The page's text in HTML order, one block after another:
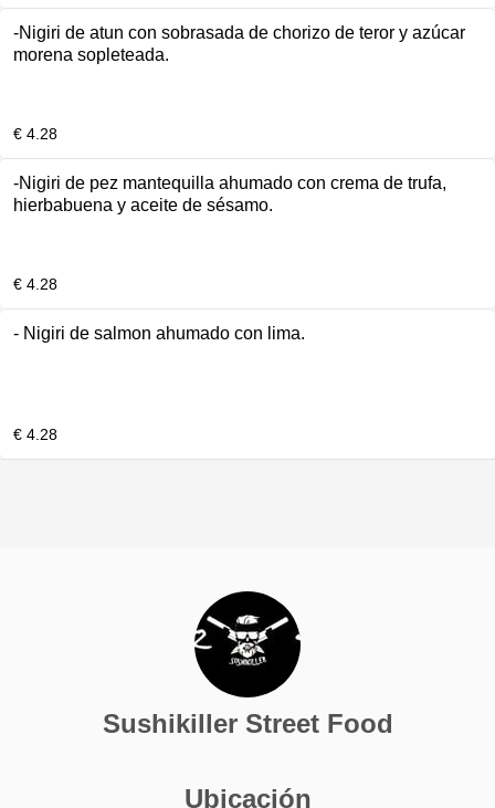
-Nigiri de atun con sobrasada de chorizo de teror y azúcar
morena sopleteada.
€ 4.28
-Nigiri de pez mantequilla ahumado con crema de trufa,
hierbabuena y aceite de sésamo.
€ 4.28
- Nigiri de salmon ahumado con lima.
€ 4.28
Sushikiller Street Food
Ubicación